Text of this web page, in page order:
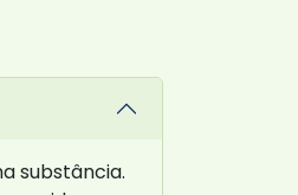
substância.